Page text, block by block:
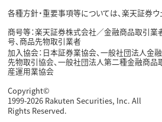
各種方針・重要事項等については、楽天証券ウ
商号等：楽天証券株式会社／金融商品取引業
号、商品先物取引業者
加入協会：日本証券業協会、一般社団法人金
先物取引協会、一般社団法人第二種金融商品
産運用業協会
Copyright©
1999-2026 Rakuten Securities, Inc. All
Rights Reserved.
お金と投資のアン
お金と投資のアン